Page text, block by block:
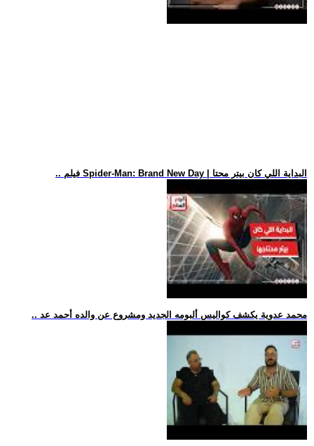
.. فيلم Spider-Man: Brand New Day | البداية اللي كان بيتر محتا
.. محمد عدوية يكشف كواليس ألبومه الجديد ومشروع عن والده أحمد عد